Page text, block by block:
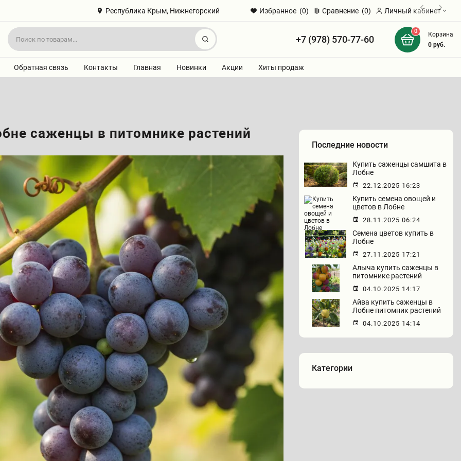
Республика Крым, Нижнегорский Избранное (0) Сравнение (0) Личный кабинет
Найти +7 (978) 570-77-60
0
Корзина
0руб.
Обратная связь Контакты Главная Новинки Акции Хиты продаж
Последние новости
Купить саженцы самшита в
Лобне
22.12.2025 16:23
Купить семена овощей и
цветов в Лобне
28.11.2025 06:24
Семена цветов купить в
Лобне
27.11.2025 17:21
Алыча купить саженцы в
питомнике растений
04.10.2025 14:17
Айва купить саженцы в
Лобне питомник растений
04.10.2025 14:14
Категории
саженцы в питомнике растений